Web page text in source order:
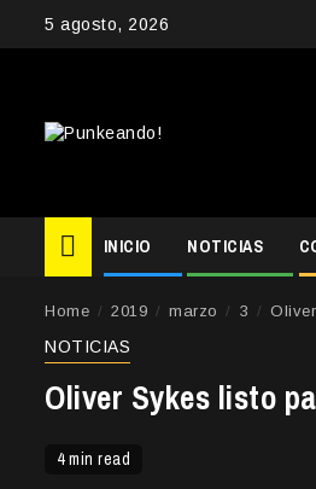
5 agosto, 2026
INICIO NOTICIAS
Home 2019 marzo 3
NOTICIAS
Oliver Sykes listo
4 min read